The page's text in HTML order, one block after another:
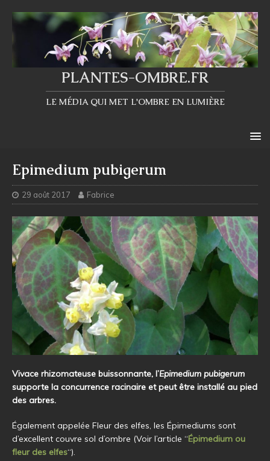
PLANTES-OMBRE.FR
LE MÉDIA QUI MET L'OMBRE EN LUMIÈRE
Epimedium pubigerum
29 août 2017 Fabrice
Vivace rhizomateuse buissonnante, l’Epimedium pubigerum
supporte la concurrence racinaire et peut être installé au pied
des arbres.
Également appelée Fleur des elfes, les Épimediums sont
d’excellent couvre sol d’ombre (Voir l’article “Épimedium ou
fleur des elfes“).